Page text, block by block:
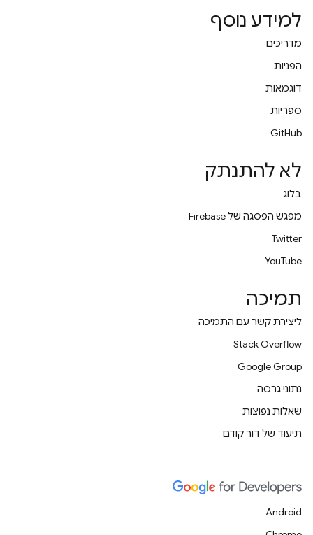
למידע נוסף
מדריכים
הפניות
דוגמאות
ספריות
GitHub
לא להתנתק
בלוג
מפגש הפסגה של Firebase
Twitter
YouTube
תמיכה
ליצירת קשר עם התמיכה
Stack Overflow
Google Group
נתוני גרסה
שאלות נפוצות
תיעוד של דור קודם
Android